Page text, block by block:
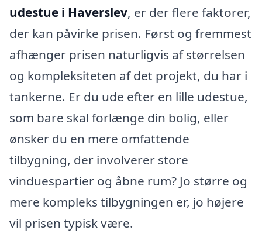
udestue i Haverslev, er der flere faktorer,
der kan påvirke prisen. Først og fremmest
afhænger prisen naturligvis af størrelsen
og kompleksiteten af det projekt, du har i
tankerne. Er du ude efter en lille udestue,
som bare skal forlænge din bolig, eller
ønsker du en mere omfattende
tilbygning, der involverer store
vinduespartier og åbne rum? Jo større og
mere kompleks tilbygningen er, jo højere
vil prisen typisk være.